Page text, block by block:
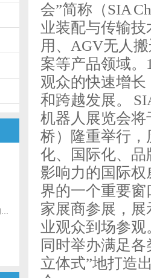
自动锁紧螺丝机的性能优势和运用流程
会”简称（SIA
业装配与传输
用、AGV无人
案等产品领域
观众的快速增
和跨越发展。
机器人展览会将
桥）隆重举行
化、国际化、
影响力的国际
界的一个重要
家展商参展，展
业观众到场参
同时举办满足
立体式”地打造